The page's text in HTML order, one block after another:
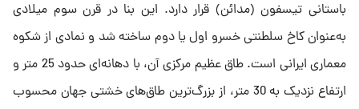
باستانی تیسفون (مدائن) قرار دارد. این بنا در قرن سوم میلادی
به‌عنوان کاخ سلطنتی خسرو اول یا دوم ساخته شد و نمادی از شکوه
معماری ایرانی است. طاق عظیم مرکزی آن، با دهانه‌ای حدود 25 متر و
ارتفاع نزدیک به 30 متر، از بزرگ‌ترین طاق‌های خشتی جهان محسوب